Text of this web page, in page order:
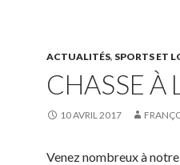
ACTUALITÉS, SPORTS ET
CHASSE À
10 AVRIL 2017
Venez nombreux à